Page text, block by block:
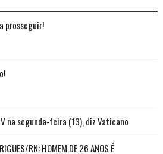
prosseguir!
na segunda-feira (13), diz Vaticano
RN: HOMEM DE 26 ANOS É